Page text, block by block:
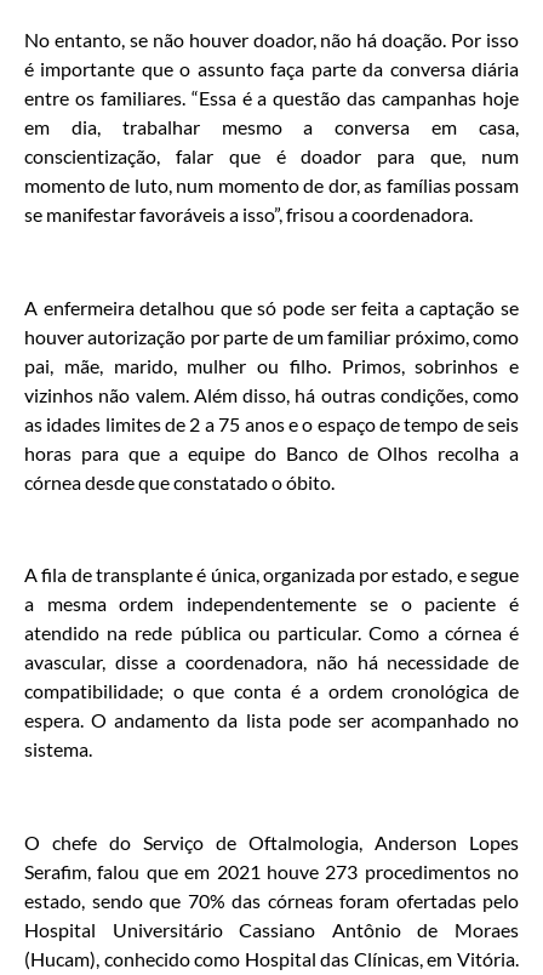
No entanto, se não houver doador, não há doação. Por isso
é importante que o assunto faça parte da conversa diária
entre os familiares. “Essa é a questão das campanhas hoje
em dia, trabalhar mesmo a conversa em casa,
conscientização, falar que é doador para que, num
momento de luto, num momento de dor, as famílias possam
se manifestar favoráveis a isso”, frisou a coordenadora.
A enfermeira detalhou que só pode ser feita a captação se
houver autorização por parte de um familiar próximo, como
pai, mãe, marido, mulher ou filho. Primos, sobrinhos e
vizinhos não valem. Além disso, há outras condições, como
as idades limites de 2 a 75 anos e o espaço de tempo de seis
horas para que a equipe do Banco de Olhos recolha a
córnea desde que constatado o óbito.
A fila de transplante é única, organizada por estado, e segue
a mesma ordem independentemente se o paciente é
atendido na rede pública ou particular. Como a córnea é
avascular, disse a coordenadora, não há necessidade de
compatibilidade; o que conta é a ordem cronológica de
espera. O andamento da lista pode ser acompanhado no
sistema.
O chefe do Serviço de Oftalmologia, Anderson Lopes
Serafim, falou que em 2021 houve 273 procedimentos no
estado, sendo que 70% das córneas foram ofertadas pelo
Hospital Universitário Cassiano Antônio de Moraes
(Hucam), conhecido como Hospital das Clínicas, em Vitória.